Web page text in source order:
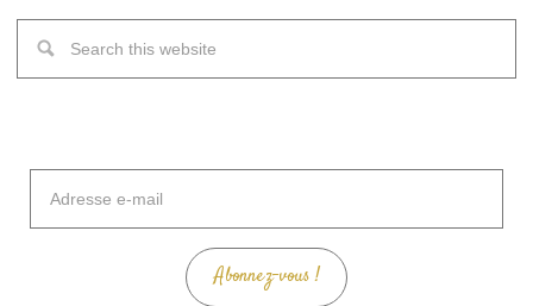
mail
Abonnez-vous !